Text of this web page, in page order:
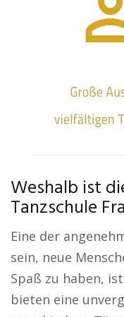
Weshalb ist
Tanzschule
Eine der
sein, neue
Spaß zu haben,
bieten eine